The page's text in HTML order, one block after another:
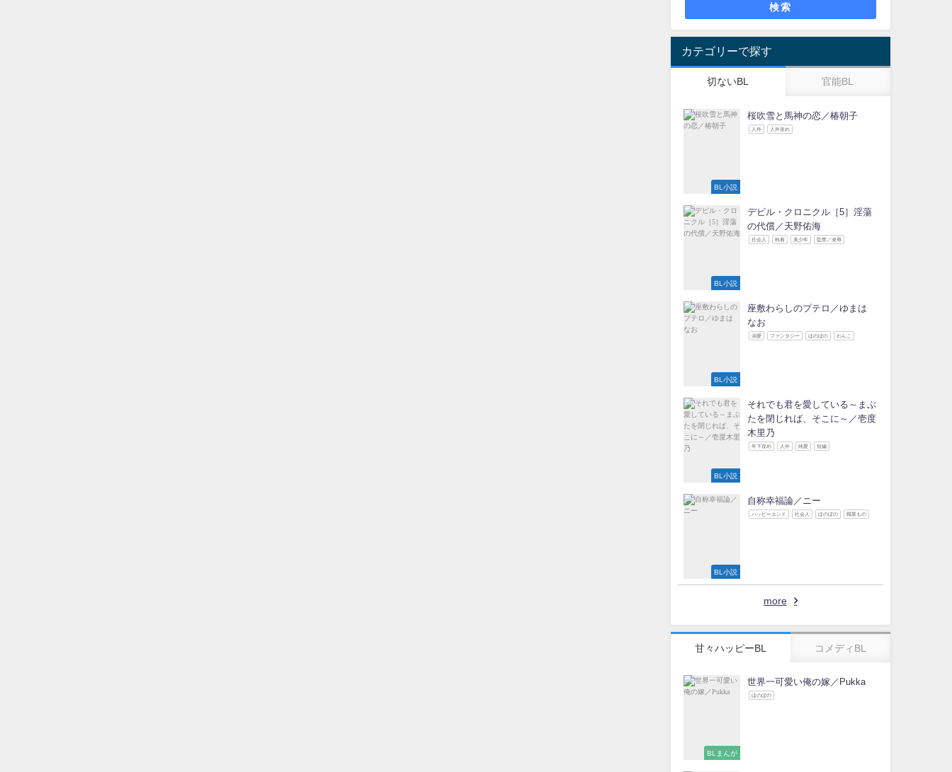
検索
カテゴリーで探す
切ないBL 官能BL
BL小説
桜吹雪と馬神の恋／椿朝子
人外 人外攻め
BL小説
デビル・クロニクル［5］淫蕩
の代償／天野佑海
社会人 執着 美少年 監禁／凌辱
BL小説
座敷わらしのプテロ／ゆまは
なお
溺愛 ファンタジー ほのぼの わんこ
BL小説
それでも君を愛している～まぶ
たを閉じれば、そこに～／壱度
木里乃
年下攻め 人外 純愛 短編
BL小説
自称幸福論／ニー
ハッピーエンド 社会人 ほのぼの 職業もの
more
甘々ハッピーBL コメディBL
BLまんが
世界一可愛い俺の嫁／Pukka
ほのぼの